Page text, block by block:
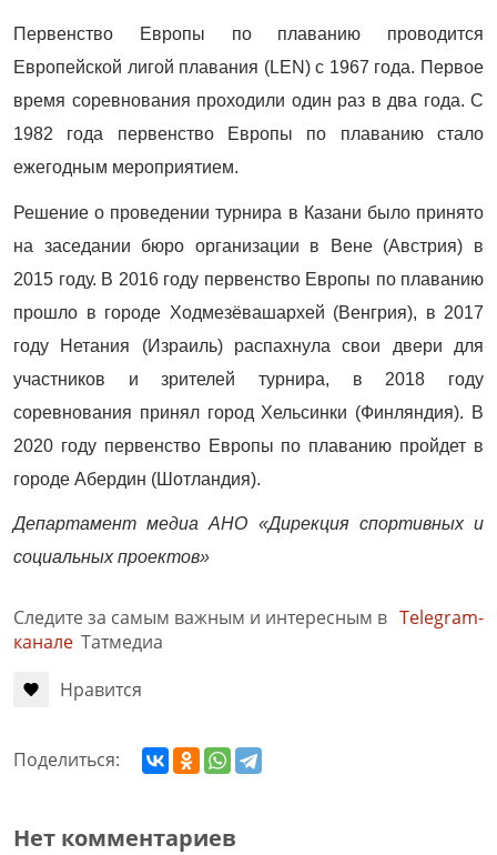
Первенство Европы по плаванию проводится
Европейской лигой плавания (LEN) с 1967 года. Первое
время соревнования проходили один раз в два года. С
1982 года первенство Европы по плаванию стало
ежегодным мероприятием.
Решение о проведении турнира в Казани было принято
на заседании бюро организации в Вене (Австрия) в
2015 году. В 2016 году первенство Европы по плаванию
прошло в городе Ходмезёвашархей (Венгрия), в 2017
году Нетания (Израиль) распахнула свои двери для
участников и зрителей турнира, в 2018 году
соревнования принял город Хельсинки (Финляндия). В
2020 году первенство Европы по плаванию пройдет в
городе Абердин (Шотландия).
Департамент медиа АНО «Дирекция спортивных и
социальных проектов»
Следите за самым важным и интересным в Telegram-
канале Татмедиа
Нравится
Поделиться:
Нет комментариев